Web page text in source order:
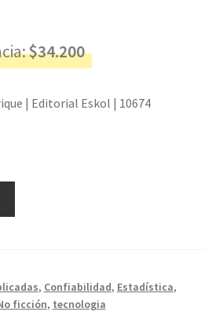
$34.200
| Editorial Eskol | 10674
, Confiabilidad, Estadística,
ficción, tecnologia